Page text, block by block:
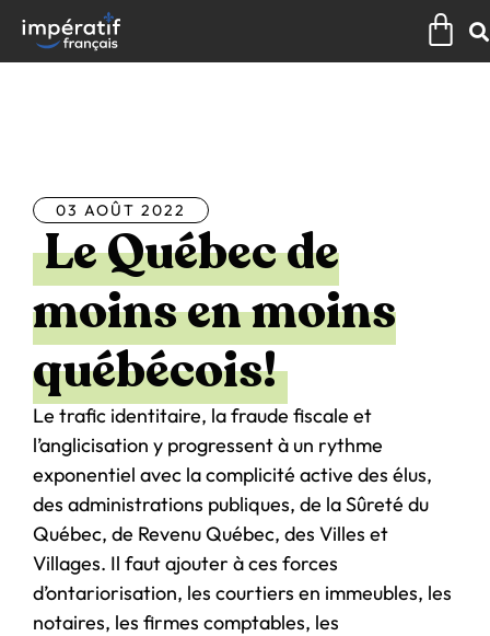
contenu
03 AOÛT 2022
Le Québec de
moins en moins
québécois!
Le trafic identitaire, la fraude fiscale et
l’anglicisation y progressent à un rythme
exponentiel avec la complicité active des élus,
des administrations publiques, de la Sûreté du
Québec, de Revenu Québec, des Villes et
Villages. Il faut ajouter à ces forces
d’ontariorisation, les courtiers en immeubles, les
notaires, les firmes comptables, les